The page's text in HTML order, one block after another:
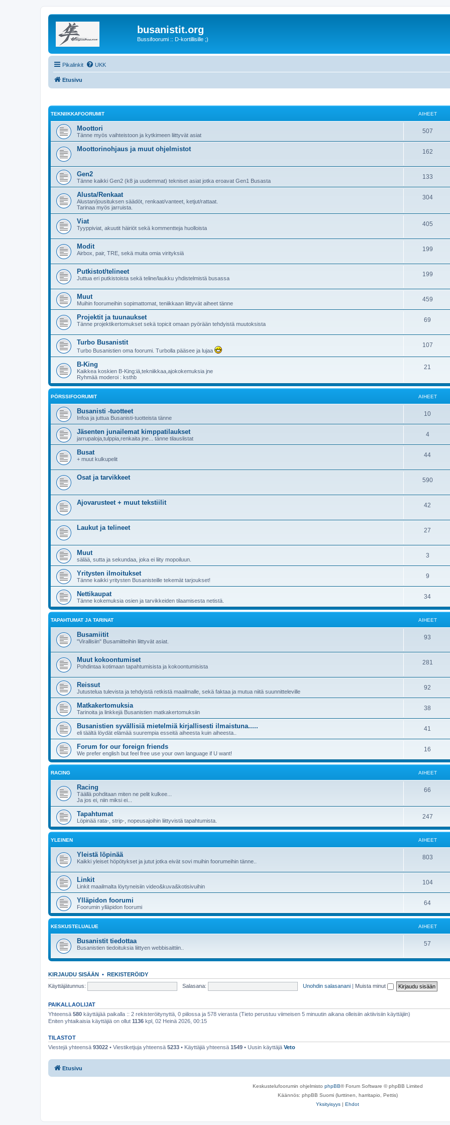
busanistit.org
Bussifoorumi :: D-kortillisille ;)
Pikalinkit UKK
Etusivu
TEKNIIKKAFOORUMIT AIHEET
Moottori
Tänne myös vaihteistoon ja kytkimeen liittyvät asiat
507
Moottorinohjaus ja muut ohjelmistot 162
Gen2
Tänne kaikki Gen2 (k8 ja uudemmat) tekniset asiat jotka eroavat Gen1 Busasta
133
Alusta/Renkaat
Alustan/jousituksen säädöt, renkaat/vanteet, ketjut/rattaat.
Tarinaa myös jarruista.
304
Viat
Tyyppiviat, akuutit häiriöt sekä kommentteja huolloista
405
Modit
Airbox, pair, TRE, sekä muita omia virityksiä
199
Putkistot/telineet
Juttua eri putkistoista sekä teline/laukku yhdistelmistä busassa
199
Muut
Muihin foorumeihin sopimattomat, teniikkaan liittyvät aiheet tänne
459
Projektit ja tuunaukset
Tänne projektikertomukset sekä topicit omaan pyörään tehdyistä muutoksista
69
Turbo Busanistit
Turbo Busanistien oma foorumi. Turbolla pääsee ja lujaa
107
B-King
Kaikkea koskien B-King:iä,tekniikkaa,ajokokemuksia jne
Ryhmää moderoi : ksthb
21
PÖRSSIFOORUMIT AIHEET
Busanisti -tuotteet
Infoa ja juttua Busanisti-tuotteista tänne
10
Jäsenten junailemat kimppatilaukset
jarrupaloja,tulppia,renkaita jne... tänne tilauslistat
4
Busat
+ muut kulkupelit
44
Osat ja tarvikkeet 590
Ajovarusteet + muut tekstiilit 42
Laukut ja telineet 27
Muut
sälää, sutta ja sekundaa, joka ei liity mopoiluun.
3
Yritysten ilmoitukset
Tänne kaikki yritysten Busanisteille tekemät tarjoukset!
9
Nettikaupat
Tänne kokemuksia osien ja tarvikkeiden tilaamisesta netistä.
34
TAPAHTUMAT JA TARINAT AIHEET
Busamiitit
"Virallisiin" Busamiitteihin liittyvät asiat.
93
Muut kokoontumiset
Pohdintaa kotimaan tapahtumisista ja kokoontumisista
281
Reissut
Jutustelua tulevista ja tehdyistä retkistä maailmalle, sekä faktaa ja mutua niitä suunnitteleville
92
Matkakertomuksia
Tarinoita ja linkkejä Busanistien matkakertomuksiin
38
Busanistien syvällisiä mietelmiä kirjallisesti ilmaistuna.....
eli täältä löydät elämää suurempia esseitä aiheesta kuin aiheesta..
41
Forum for our foreign friends
We prefer english but feel free use your own language if U want!
16
RACING AIHEET
Racing
Täällä pohditaan miten ne pelit kulkee...
Ja jos ei, niin miksi ei...
66
Tapahtumat
Löpinää rata-, strip-, nopeusajoihin liittyvistä tapahtumista.
247
YLEINEN AIHEET
Yleistä löpinää
Kaikki yleiset höpötykset ja jutut jotka eivät sovi muihin foorumeihin tänne..
803
Linkit
Linkit maailmalta löytyneisiin video&kuva&kotisivuihin
104
Ylläpidon foorumi
Foorumin ylläpidon foorumi
64
KESKUSTELUALUE AIHEET
Busanistit tiedottaa
Busanistien tiedoituksia liittyen webbisaittiin..
57
KIRJAUDU SISÄÄN • REKISTERÖIDY
Käyttäjätunnus:
Salasana: Unohdin salasanani | Muista minut
PAIKALLAOLIJAT
Yhteensä 580 käyttäjää paikalla :: 2 rekisteröitynyttä, 0 piilossa ja 578 vierasta (Tieto perustuu viimeisen 5 minuutin aikana olleisiin aktiivisiin käyttäjiin)
Eniten yhtaikaisia käyttäjiä on ollut 1136 kpl, 02 Heinä 2026, 00:15
TILASTOT
Viestejä yhteensä 93022 • Viestiketjuja yhteensä 5233 • Käyttäjiä yhteensä 1549 • Uusin käyttäjä Veto
Etusivu
Keskustelufoorumin ohjelmisto phpBB® Forum Software © phpBB Limited
Käännös: phpBB Suomi (lurttinen, harritapio, Pettis)
Yksityisyys | Ehdot